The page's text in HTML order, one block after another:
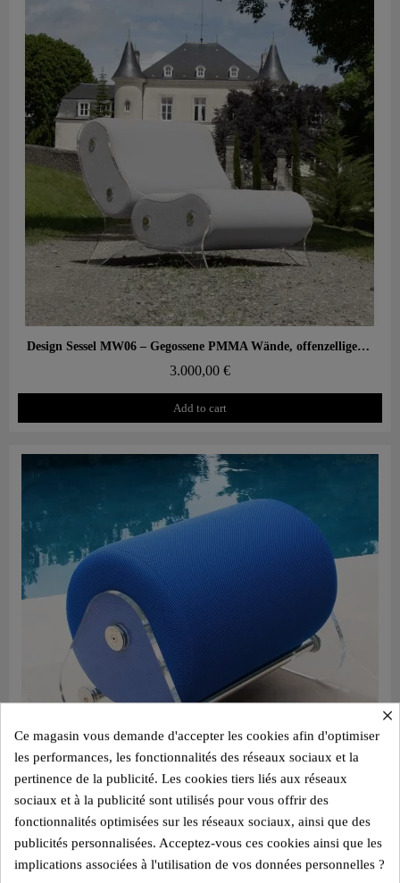
Aperçu rapide Design Sessel MW06 – Gegossene PMMA Wände, offenzelliger Schaumstoffsitz
3.000,00 €
Add to cart
Aperçu rapide Design Pouf MW06 – Panelen aus gegossenem PMMA, Sitz aus Alveolarschaum
1.150,00 €
×
Ce magasin vous demande d'accepter les cookies afin d'optimiser
les performances, les fonctionnalités des réseaux sociaux et la
pertinence de la publicité. Les cookies tiers liés aux réseaux
sociaux et à la publicité sont utilisés pour vous offrir des
fonctionnalités optimisées sur les réseaux sociaux, ainsi que des
publicités personnalisées. Acceptez-vous ces cookies ainsi que les
implications associées à l'utilisation de vos données personnelles ?